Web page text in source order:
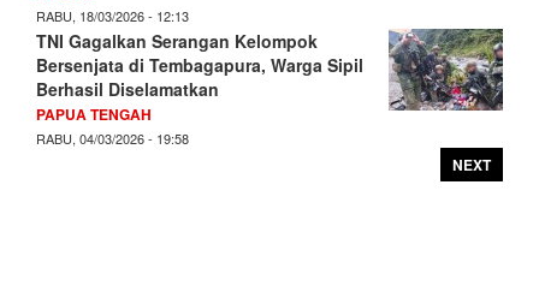
RABU, 18/03/2026 - 12:13
TNI Gagalkan Serangan Kelompok
Bersenjata di Tembagapura, Warga Sipil
Berhasil Diselamatkan
PAPUA TENGAH
RABU, 04/03/2026 - 19:58
NEXT